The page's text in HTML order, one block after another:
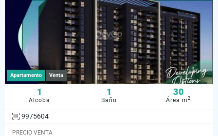
Apartamento Venta
1
Alcoba
1
Baño
30
Área m2
9975604
PRECIO VENTA